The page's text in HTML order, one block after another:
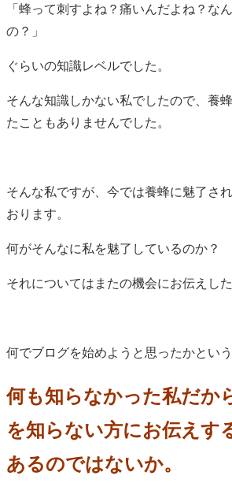
「蜂って刺すよね？痛いんだよね？な
の？」
ぐらいの知識レベルでした。
そんな知識しかない私でしたので、養
たこともありませんでした。
そんな私ですが、今では養蜂に魅了さ
おります。
何がそんなに私を魅了しているのか？
それについてはまたの機会にお伝えした
何でブログを始めようと思ったかという
何も知らなかった私だか
を知らない方にお伝えす
あるのではないか。